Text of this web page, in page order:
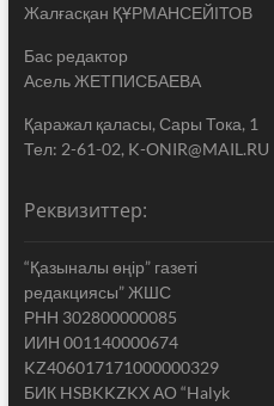
Жалғасқан ҚҰРМАНСЕЙІТОВ
Бас редактор
Асель ЖЕТПИСБАЕВА
Қаражал қаласы, Сары Тока, 1
Тел: 2-61-02, K-ONIR@MAIL.RU
Реквизиттер:
“Қазыналы өңір” газеті
редакциясы” ЖШС
РНН 302800000085
ИИН 001140000674
KZ406017171000000329
БИК HSBKKZKX АО “Halyk